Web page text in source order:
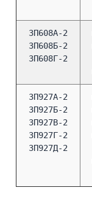
3П608А-2
3П608Б-2
3П608Г-2
3П927А-2
3П927Б-2
3П927В-2
3П927Г-2
3П927Д-2